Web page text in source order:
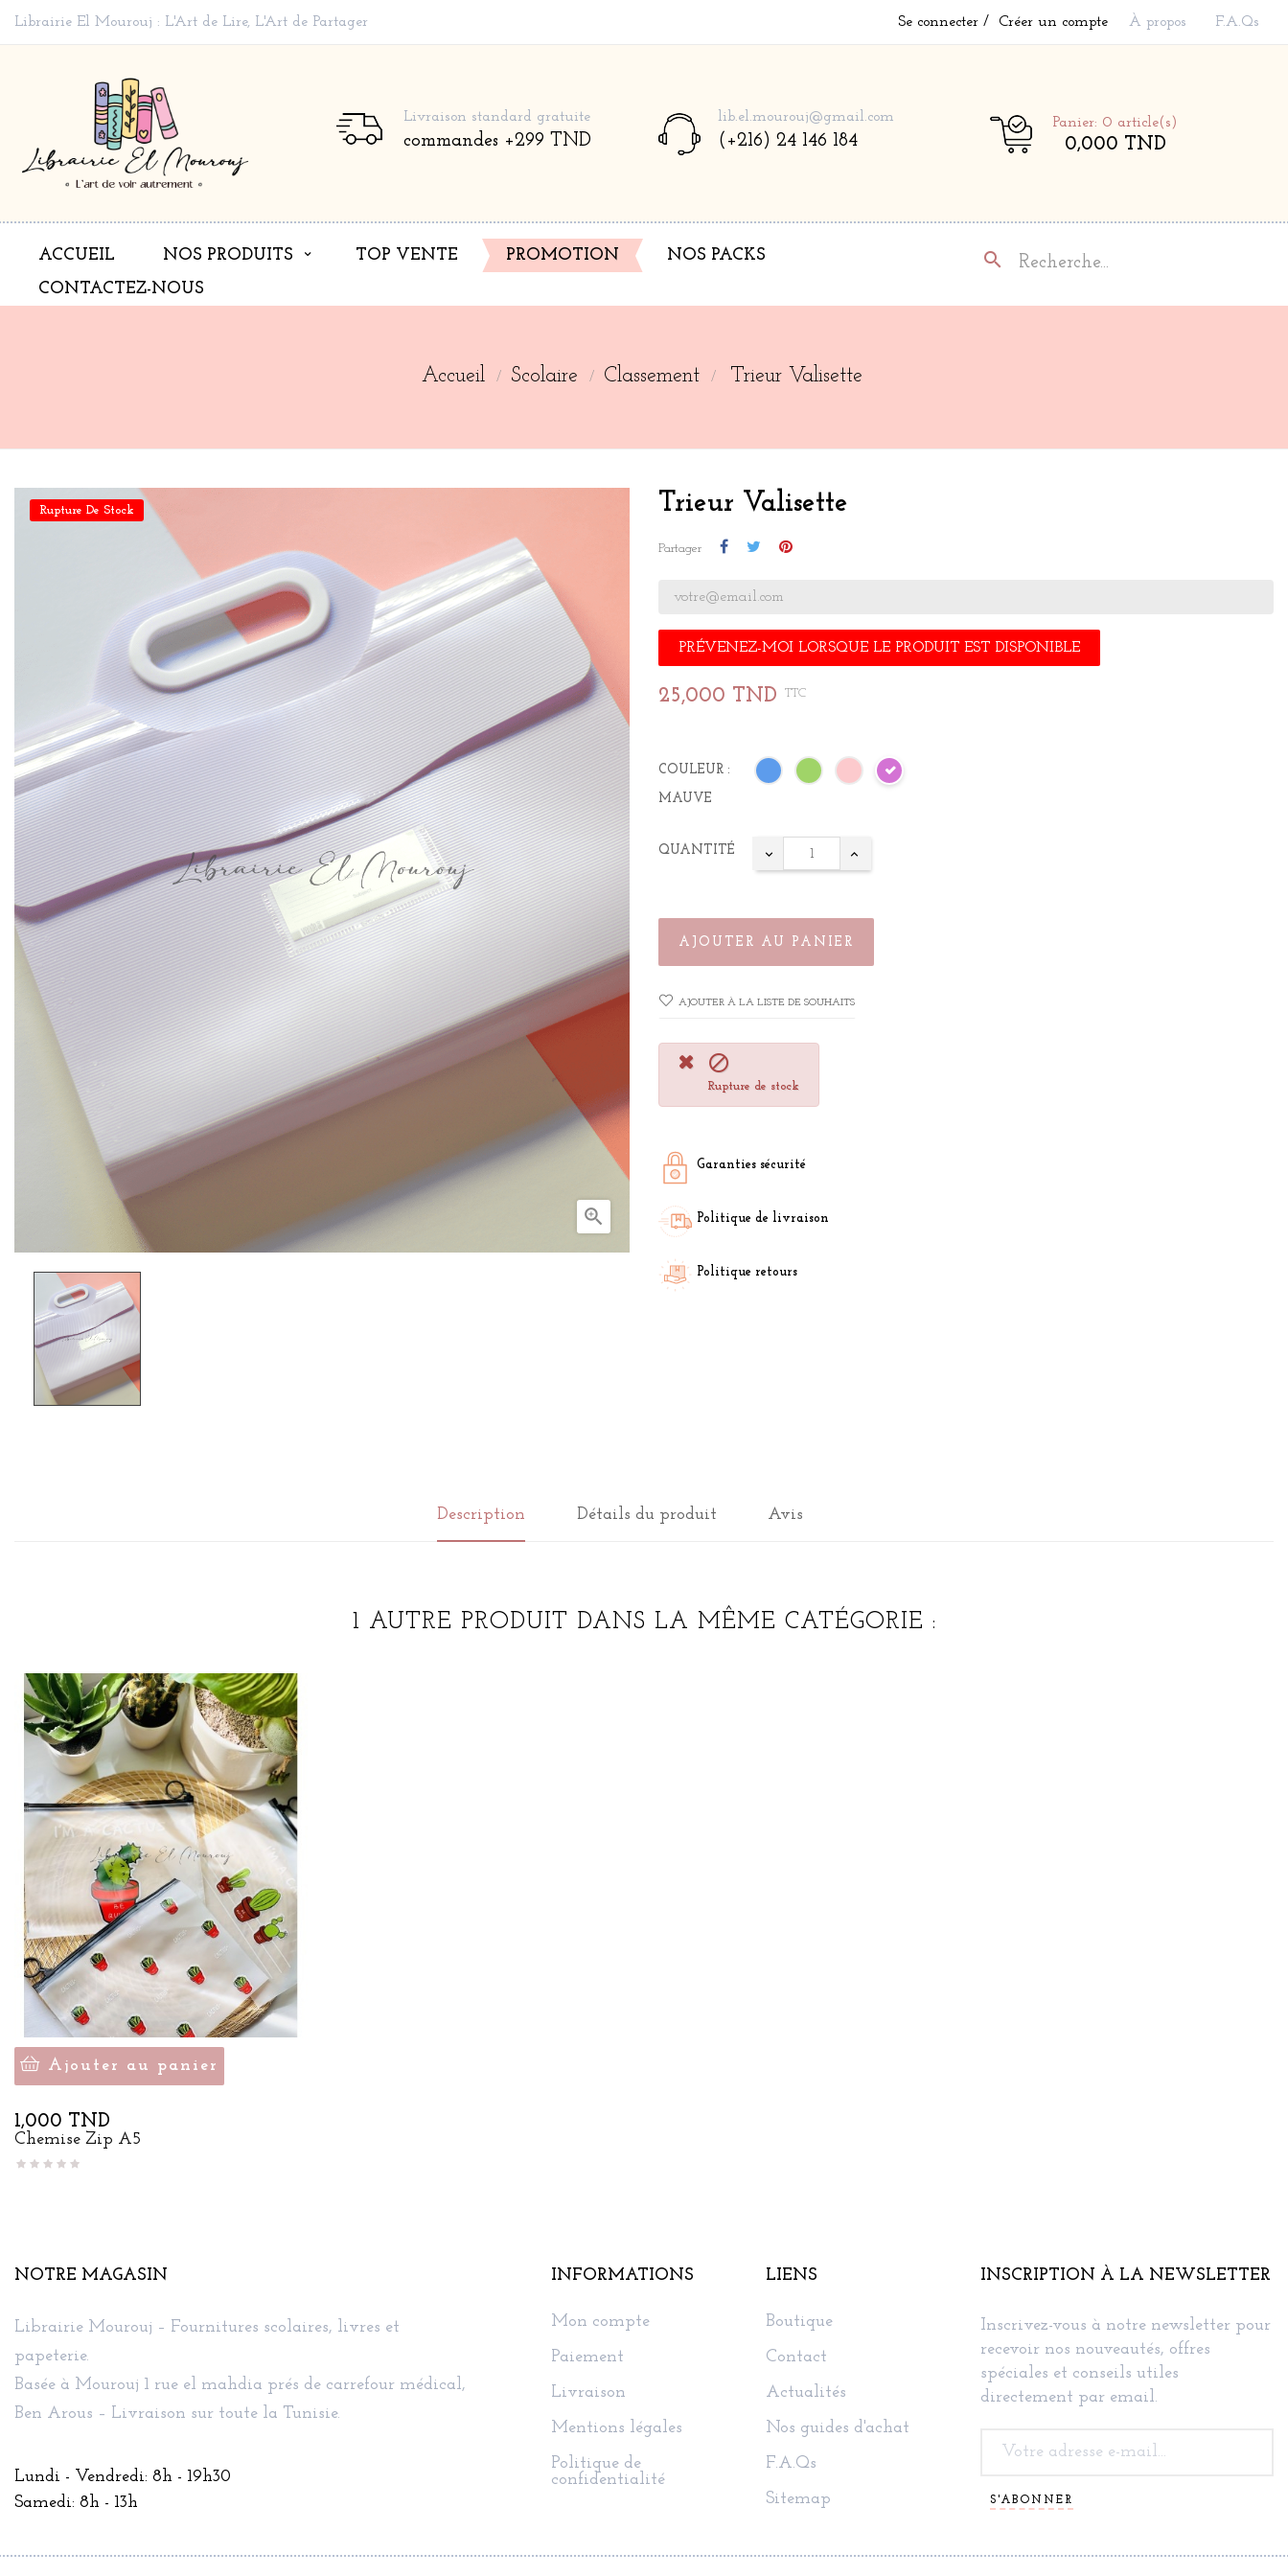
Librairie El Mourouj : L'Art de Lire, L'Art de Partager Se connecter Créer un compte À propos F.A.Qs
Livraison standard gratuite
commandes +299 TND
lib.el.mourouj@gmail.com
(+216) 24 146 184
Panier: 0 article(s)
0,000 TND
ACCUEIL NOS PRODUITS TOP VENTE PROMOTION
NOS PACKS
CONTACTEZ-NOUS
search
Accueil Scolaire Classement Trieur Valisette
Rupture De Stock

Trieur Valisette
Partager
PRÉVENEZ-MOI LORSQUE LE PRODUIT EST DISPONIBLE
25,000 TND TTC
COULEUR :
MAUVE
QUANTITÉ
AJOUTER AU PANIER
AJOUTER À LA LISTE DE SOUHAITS

Rupture de stock
Garanties sécurité
Politique de livraison
Politique retours
Description Détails du produit Avis
1 AUTRE PRODUIT DANS LA MÊME CATÉGORIE :
Ajouter au panier
Prix
1,000 TND
Chemise Zip A5
NOTRE MAGASIN
Librairie Mourouj – Fournitures scolaires, livres et
papeterie.
Basée à Mourouj 1 rue el mahdia prés de carrefour médical,
Ben Arous – Livraison sur toute la Tunisie.
Lundi - Vendredi: 8h - 19h30
Samedi: 8h - 13h
INFORMATIONS
Mon compte
Paiement
Livraison
Mentions légales
Politique de
confidentialité
LIENS
Boutique
Contact
Actualités
Nos guides d'achat
F.A.Qs
Sitemap
INSCRIPTION À LA NEWSLETTER
Inscrivez-vous à notre newsletter pour
recevoir nos nouveautés, offres
spéciales et conseils utiles
directement par email.
S'ABONNER